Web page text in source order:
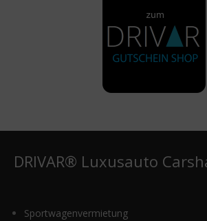
DRIVAR® Luxusauto
Sportwagenvermietung